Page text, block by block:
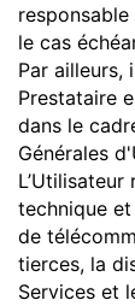
le cas
Par ailleurs,
Prestataire
dans le
Générales
L’Utilisateur
technique et
de
tierces, la
Services et